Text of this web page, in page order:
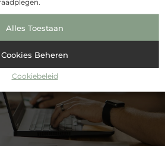
Alles Toestaan
Cookies Beheren
Cookiebeleid
VOLGENDE